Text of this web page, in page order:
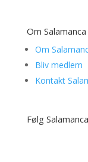
Om Salamanca
Om
Bliv medlem
Kontakt
Følg Salamanca